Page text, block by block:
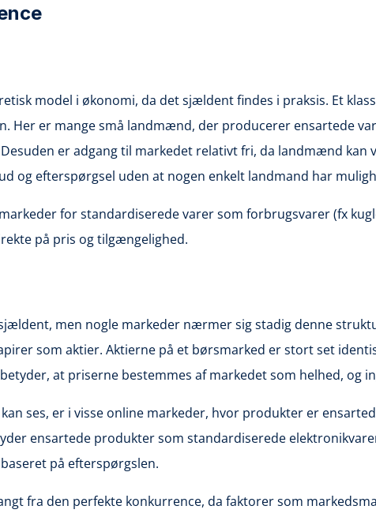
model i økonomi, da det sjældent findes i praksis. Et
Her er mange små landmænd, der producerer ensartede
er adgang til markedet relativt fri, da landmænd
og efterspørgsel uden at nogen enkelt landmand har
for standardiserede varer som forbrugsvarer (fx
på pris og tilgængelighed.
men nogle markeder nærmer sig stadig denne
som aktier. Aktierne på et børsmarked er stort set
at priserne bestemmes af markedet som helhed, og
ses, er i visse online markeder, hvor produkter er
ensartede produkter som standardiserede
på efterspørgslen.
fra den perfekte konkurrence, da faktorer som